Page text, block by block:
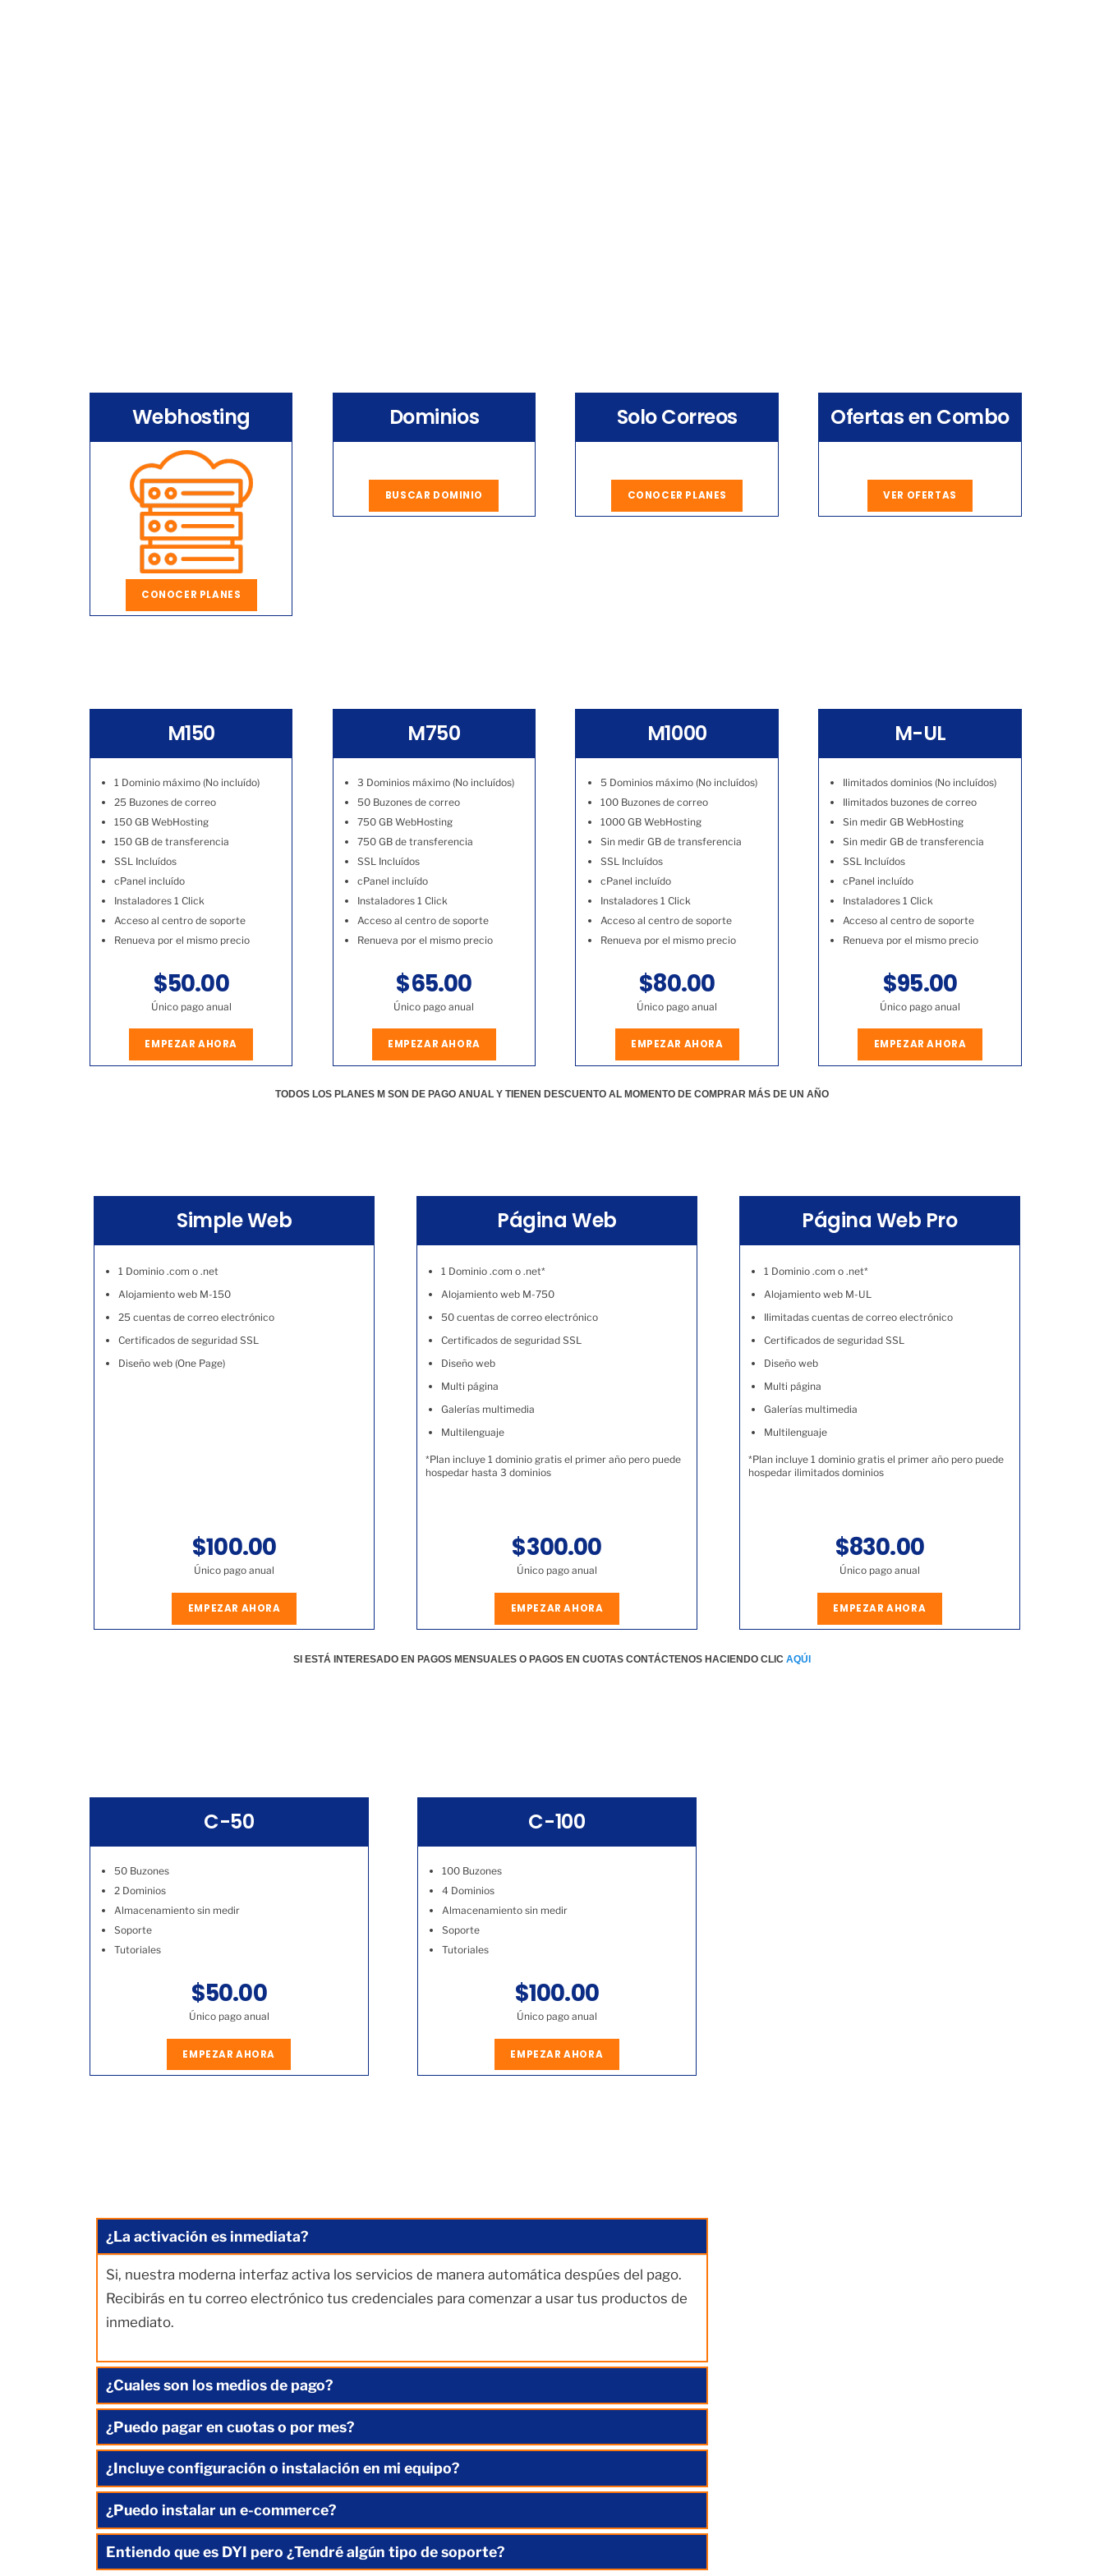
Webhosting
CONOCER PLANES
Dominios
BUSCAR DOMINIO
Solo Correos
CONOCER PLANES
Ofertas en Combo
VER OFERTAS
M150
1 Dominio máximo (No incluído)
25 Buzones de correo
150 GB WebHosting
150 GB de transferencia
SSL Incluídos
cPanel incluído
Instaladores 1 Click
Acceso al centro de soporte
Renueva por el mismo precio
$50.00
Único pago anual
EMPEZAR AHORA
M750
3 Dominios máximo (No incluídos)
50 Buzones de correo
750 GB WebHosting
750 GB de transferencia
SSL Incluídos
cPanel incluído
Instaladores 1 Click
Acceso al centro de soporte
Renueva por el mismo precio
$65.00
Único pago anual
EMPEZAR AHORA
M1000
5 Dominios máximo (No incluídos)
100 Buzones de correo
1000 GB WebHosting
Sin medir GB de transferencia
SSL Incluídos
cPanel incluído
Instaladores 1 Click
Acceso al centro de soporte
Renueva por el mismo precio
$80.00
Único pago anual
EMPEZAR AHORA
M-UL
Ilimitados dominios (No incluídos)
Ilimitados buzones de correo
Sin medir GB WebHosting
Sin medir GB de transferencia
SSL Incluídos
cPanel incluído
Instaladores 1 Click
Acceso al centro de soporte
Renueva por el mismo precio
$95.00
Único pago anual
EMPEZAR AHORA
TODOS LOS PLANES M SON DE PAGO ANUAL Y TIENEN DESCUENTO AL MOMENTO DE COMPRAR MÁS DE UN AÑO
Simple Web
1 Dominio .com o .net
Alojamiento web M-150
25 cuentas de correo electrónico
Certificados de seguridad SSL
Diseño web (One Page)
$100.00
Único pago anual
EMPEZAR AHORA
Página Web
1 Dominio .com o .net*
Alojamiento web M-750
50 cuentas de correo electrónico
Certificados de seguridad SSL
Diseño web
Multi página
Galerías multimedia
Multilenguaje
*Plan incluye 1 dominio gratis el primer año pero puede
hospedar hasta 3 dominios
$300.00
Único pago anual
EMPEZAR AHORA
Página Web Pro
1 Dominio .com o .net*
Alojamiento web M-UL
Ilimitadas cuentas de correo electrónico
Certificados de seguridad SSL
Diseño web
Multi página
Galerías multimedia
Multilenguaje
*Plan incluye 1 dominio gratis el primer año pero puede
hospedar ilimitados dominios
$830.00
Único pago anual
EMPEZAR AHORA
SI ESTÁ INTERESADO EN PAGOS MENSUALES O PAGOS EN CUOTAS CONTÁCTENOS HACIENDO CLIC AQÚI
C-50
50 Buzones
2 Dominios
Almacenamiento sin medir
Soporte
Tutoriales
$50.00
Único pago anual
EMPEZAR AHORA
C-100
100 Buzones
4 Dominios
Almacenamiento sin medir
Soporte
Tutoriales
$100.00
Único pago anual
EMPEZAR AHORA
¿La activación es inmediata?
Si, nuestra moderna interfaz activa los servicios de manera automática despúes del pago.
Recibirás en tu correo electrónico tus credenciales para comenzar a usar tus productos de
inmediato.
¿Cuales son los medios de pago?
¿Puedo pagar en cuotas o por mes?
¿Incluye configuración o instalación en mi equipo?
¿Puedo instalar un e-commerce?
Entiendo que es DYI pero ¿Tendré algún tipo de soporte?